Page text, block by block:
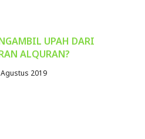
UPAH DARI
ALQURAN?
2019